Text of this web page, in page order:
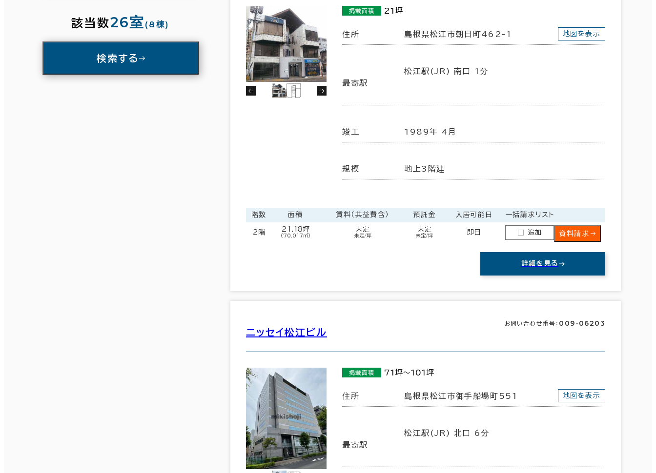
掲載面積 21坪
住所 島根県松江市朝日町462-1 地図を表示
最寄駅
松江駅(JR) 南口 1分
竣工 1989年 4月
規模 地上3階建
階数 面積 賃料（共益費含） 預託金 入居可能日 一括請求リスト
2階 21.18坪
（70.017㎡）
未定
未定/坪
未定
未定/坪 即日 追加 資料請求
詳細を見る
ニッセイ松江ビル
お問い合わせ番号： 009-06203
掲載面積 71坪～101坪
住所 島根県松江市御手船場町551 地図を表示
最寄駅
松江駅(JR) 北口 6分
入居可能時期
該当数26室(8棟)
検索する
徳島県 (55)
該当数 26室(8棟)
条件で絞り込む
６か月以上